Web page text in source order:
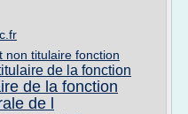
non titulaire fonction
de la fonction
de la fonction
de l